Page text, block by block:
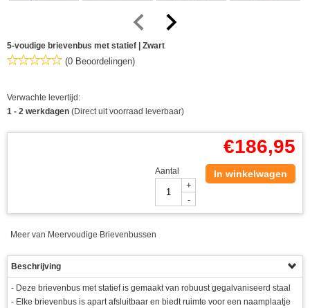
5-voudige brievenbus met statief | Zwart
(0 Beoordelingen)
Verwachte levertijd:
1 - 2 werkdagen (Direct uit voorraad leverbaar)
€186,95
Aantal
+
-
In winkelwagen
Meer van Meervoudige Brievenbussen
Beschrijving
- Deze brievenbus met statief is gemaakt van robuust gegalvaniseerd staal
- Elke brievenbus is apart afsluitbaar en biedt ruimte voor een naamplaatje